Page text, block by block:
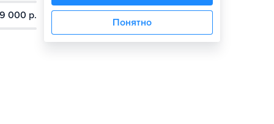
000 р.
Понятно